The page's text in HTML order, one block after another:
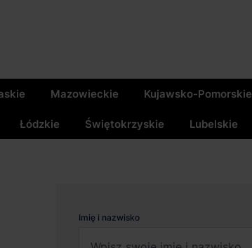
Mazowieckie Kujawsko-Pomorskie
Łódzkie Świętokrzyskie Lubelskie
Imię i nazwisko